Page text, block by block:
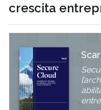
crescita